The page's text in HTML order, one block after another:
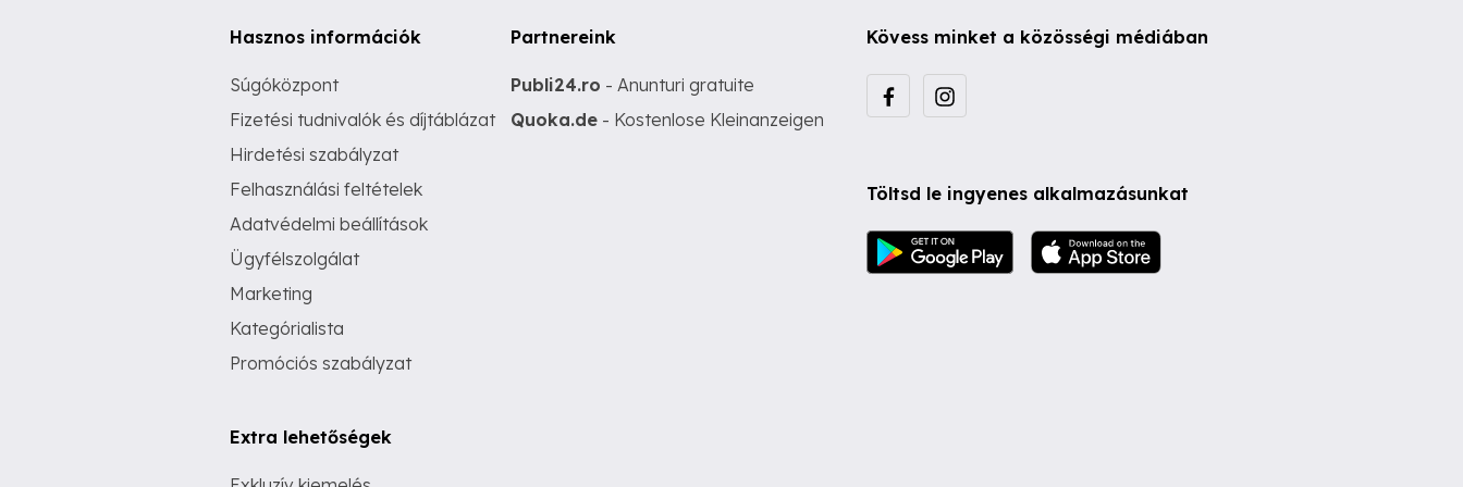
Hasznos információk
Súgóközpont
Fizetési tudnivalók és díjtáblázat
Hirdetési szabályzat
Felhasználási feltételek
Adatvédelmi beállítások
Ügyfélszolgálat
Marketing
Kategórialista
Promóciós szabályzat
Extra lehetőségek
Partnereink
Publi24.ro - Anunturi gratuite
Quoka.de - Kostenlose Kleinanzeigen
Kövess minket a közösségi médiában
Töltsd le ingyenes alkalmazásunkat